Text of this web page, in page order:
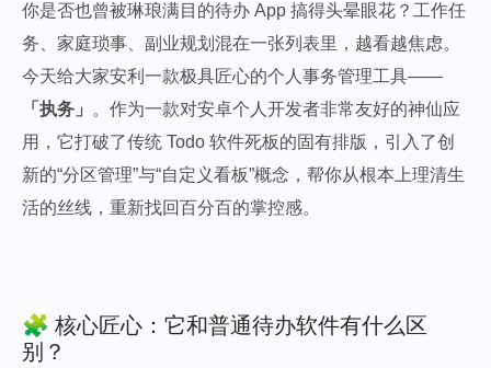
你是否也曾被琳琅满目的待办 App 搞得头晕眼花？工作任
务、家庭琐事、副业规划混在一张列表里，越看越焦虑。
今天给大家安利一款极具匠心的个人事务管理工具——
「执务」
。作为一款对安卓个人开发者非常友好的神仙应
用，它打破了传统 Todo 软件死板的固有排版，引入了创
新的“分区管理”与“自定义看板”概念，帮你从根本上理清生
活的丝线，重新找回百分百的掌控感。
🧩 核心匠心：它和普通待办软件有什么区
别？